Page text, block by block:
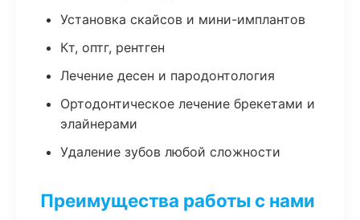
Установка скайсов и мини-имплантов
Кт, оптг, рентген
Лечение десен и пародонтология
Ортодонтическое лечение брекетами и
элайнерами
Удаление зубов любой сложности
Преимущества работы с нами